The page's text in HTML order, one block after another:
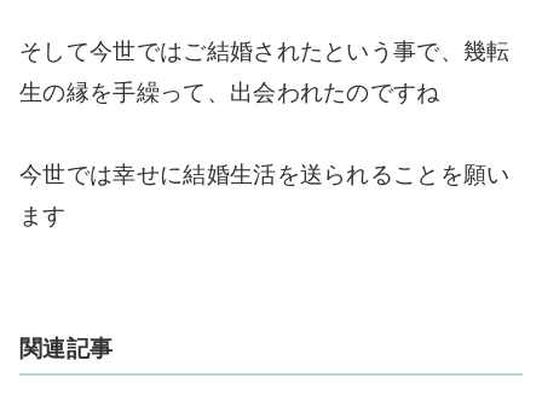
そして今世ではご結婚されたという事で、幾転
生の縁を手繰って、出会われたのですね
今世では幸せに結婚生活を送られることを願い
ます
関連記事